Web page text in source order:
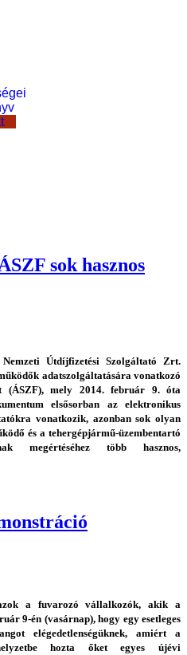
sok hasznos
Útdíjfizetési Szolgáltató Zrt.
adatszolgáltatására vonatkozó
(ÁSZF), mely 2014. február 9. óta
elsősorban az elektronikus
vonatkozik, azonban sok olyan
és a tehergépjármű-üzembentartó
megértéséhez több hasznos,
a fuvarozó vállalkozók, akik a
9-én (vasárnap), hogy egy esetleges
elégedetlenségüknek, amiért a
hozta őket egyes újévi